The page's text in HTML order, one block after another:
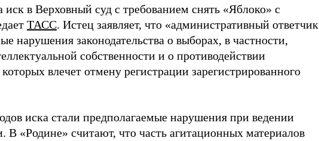
в Верховный суд с требованием снять «Яблоко» с
ТАСС. Истец заявляет, что «административный ответчик
нарушения законодательства о выборах, в частности,
собственности и о противодействии
влечет отмену регистрации зарегистрированного
иска стали предполагаемые нарушения при ведении
В «Родине» считают, что часть агитационных материалов